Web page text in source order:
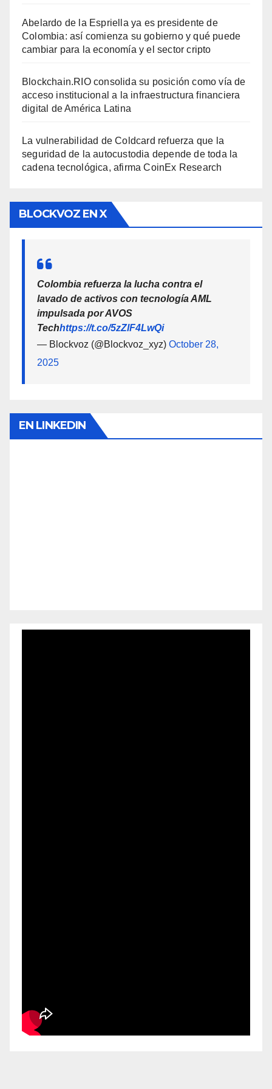
Abelardo de la Espriella ya es presidente de
Colombia: así comienza su gobierno y qué puede
cambiar para la economía y el sector cripto
Blockchain.RIO consolida su posición como vía de
acceso institucional a la infraestructura financiera
digital de América Latina
La vulnerabilidad de Coldcard refuerza que la
seguridad de la autocustodia depende de toda la
cadena tecnológica, afirma CoinEx Research
BLOCKVOZ EN X
Colombia refuerza la lucha contra el
lavado de activos con tecnología AML
impulsada por AVOS
Techhttps://t.co/5zZlF4LwQi
— Blockvoz (@Blockvoz_xyz) October 28,
2025
EN LINKEDIN